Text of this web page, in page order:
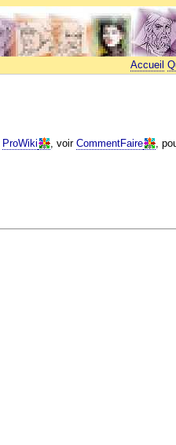
Accueil
ProWiki , voirCommentFaire
,